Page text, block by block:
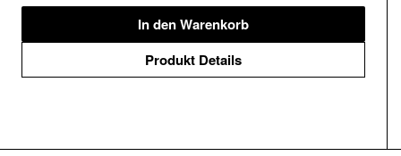
In den Warenkorb
Produkt Details